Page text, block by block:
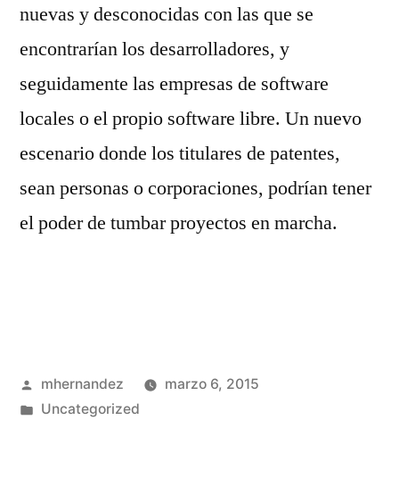
nuevas y desconocidas con las que se
encontrarían los desarrolladores, y
seguidamente las empresas de software
locales o el propio software libre. Un nuevo
escenario donde los titulares de patentes,
sean personas o corporaciones, podrían tener
el poder de tumbar proyectos en marcha.
Publicado
por
mhernandez
marzo 6, 2015
Publicado
Uncategorized